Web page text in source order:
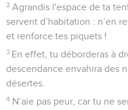
2 Agrandis l'espace de ta
servent d’habitation : n’en
et renforce tes piquets !
3 En effet, tu déborderas à
descendance envahira des
désertes.
4 N’aie pas peur, car tu ne